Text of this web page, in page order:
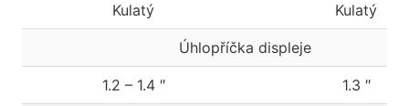
Kulatý Kulatý
Úhlopříčka displeje
1.2 – 1.4 ″ 1.3 ″